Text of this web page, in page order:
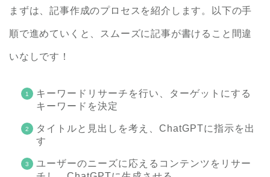
まずは、記事作成のプロセスを紹介します。以下の手
順で進めていくと、スムーズに記事が書けること間違
いなしです！
キーワードリサーチを行い、ターゲットにする
キーワードを決定
タイトルと見出しを考え、ChatGPTに指示を出
す
ユーザーのニーズに応えるコンテンツをリサー